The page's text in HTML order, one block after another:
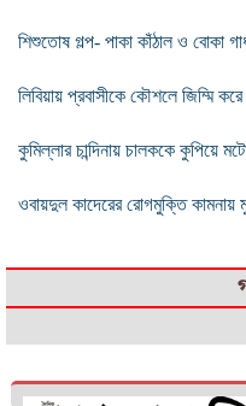
শিশুতোষ গল্প- পাকা কাঁঠাল ও বোকা
লিবিয়ায় প্রবাসীকে কৌশলে জিম্মি
কুমিল্লার চান্দিনায় চালককে কুপিয়ে
ওবায়দুল কাদেরের রোগমুক্তি